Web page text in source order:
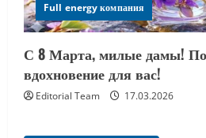
Full energy компания
С 8 Марта, милые дамы!
вдохновение для вас!
Editorial Team 17.03.2026